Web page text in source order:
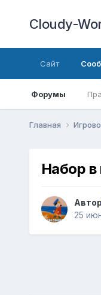
Cloudy-
Сайт
Форумы
Главная
Набор в
Автор
25